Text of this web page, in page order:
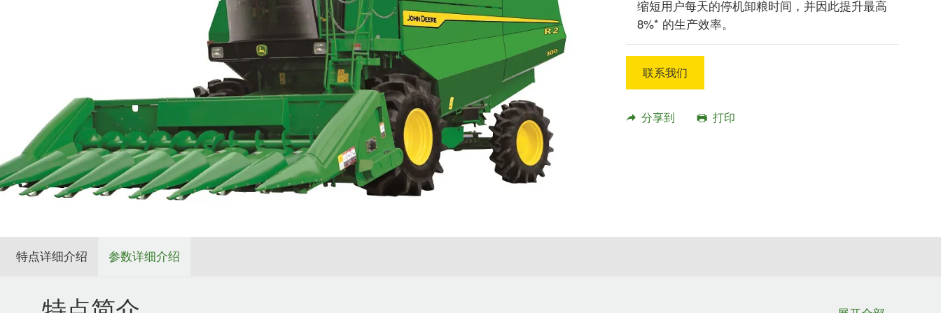
缩短用户每天的停机卸粮时间，并因此提升最高
8%* 的生产效率。
联系我们
分享到 打印
特点详细介绍 参数详细介绍